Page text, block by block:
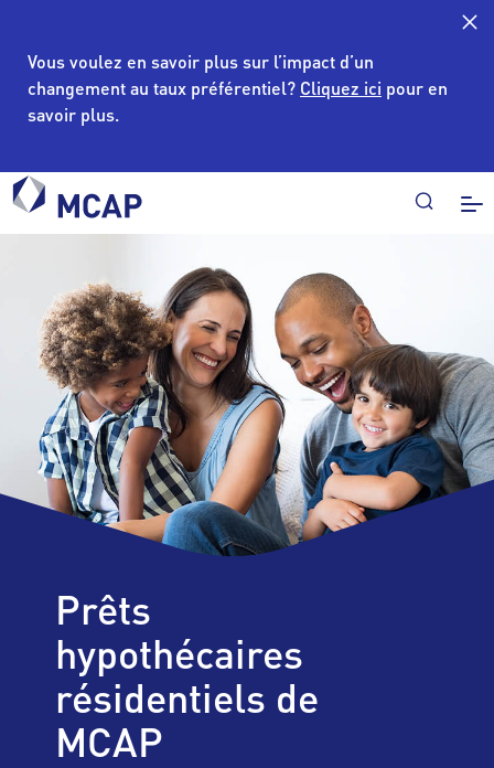
Vous voulez en savoir plus sur l’impact d’un
changement au taux préférentiel? Cliquez ici pour en
savoir plus.
Prêts
hypothécaires
résidentiels de
MCAP